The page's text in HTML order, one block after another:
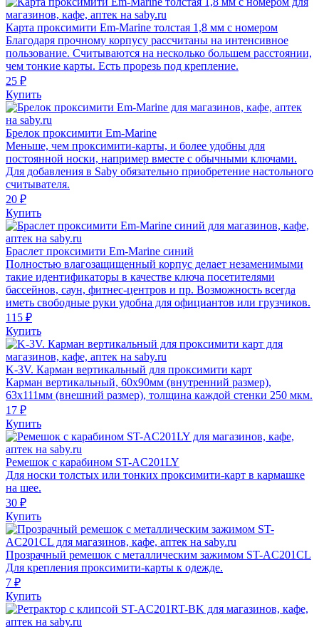
Карта проксимити Em-Marine толстая 1,8 мм с номером
Благодаря прочному корпусу рассчитаны на интенсивное
пользование. Считываются на несколько большем расстоянии,
чем тонкие карты. Есть прорезь под крепление.
25 ₽
Купить
Брелок проксимити Em-Marine
Меньше, чем проксимити-карты, и более удобны для
постоянной носки, например вместе с обычными ключами.
Для добавления в Saby обязательно приобретение настольного
считывателя.
20 ₽
Купить
Браслет проксимити Em-Marine синий
Полностью влагозащищенный корпус делает незаменимыми
такие идентификаторы в качестве ключа посетителями
бассейнов, саун, фитнес-центров и пр. Возможность всегда
иметь свободные руки удобна для официантов или грузчиков.
115 ₽
Купить
K-3V. Карман вертикальный для проксимити карт
Карман вертикальный, 60x90мм (внутренний размер),
63х111мм (внешний размер), толщина каждой стенки 250 мкм.
17 ₽
Купить
Ремешок с карабином ST-AC201LY
Для носки толстых или тонких проксимити-карт в кармашке
на шее.
30 ₽
Купить
Прозрачный ремешок с металлическим зажимом ST-AC201CL
Для крепления проксимити-карты к одежде.
7 ₽
Купить